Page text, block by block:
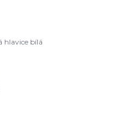
hlavice bílá